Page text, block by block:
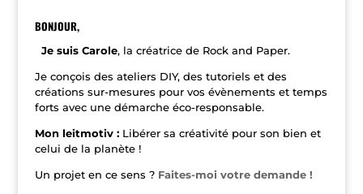
n
v
e
:
BONJOUR,
Je suis Carole, la créatrice de Rock and Paper.
Je conçois des ateliers DIY, des tutoriels et des
créations sur-mesures pour vos évènements et temps
forts avec une démarche éco-responsable.
Mon leitmotiv : Libérer sa créativité pour son bien et
celui de la planète !
Un projet en ce sens ? Faites-moi votre demande !